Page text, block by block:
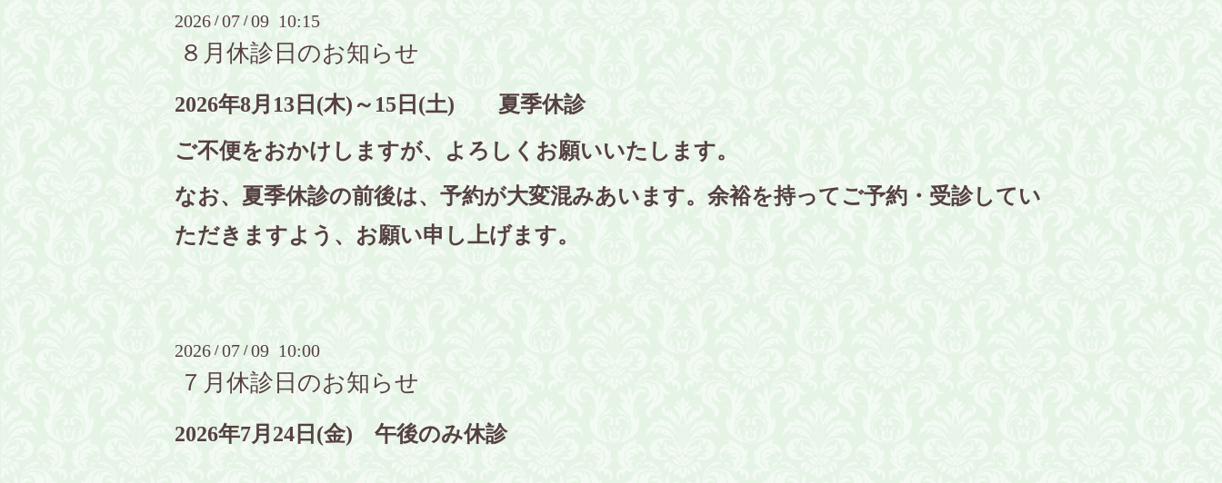
2026 /07 /09 10:15
８月休診日のお知らせ
2026年8月13日(木)～15日(土) 夏季休診
ご不便をおかけしますが、よろしくお願いいたします。
なお、夏季休診の前後は、予約が大変混みあいます。余裕を持ってご予約・受診してい
ただきますよう、お願い申し上げます。
2026 /07 /09 10:00
７月休診日のお知らせ
2026年7月24日(金) 午後のみ休診